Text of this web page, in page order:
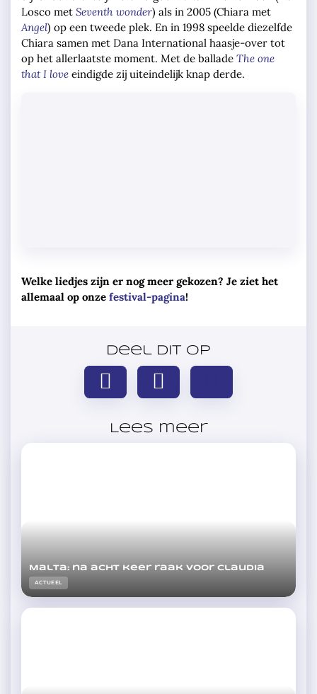
Losco met Seventh wonder) als in 2005 (Chiara met
Angel) op een tweede plek. En in 1998 speelde diezelfde
Chiara samen met Dana International haasje-over tot
op het allerlaatste moment. Met de ballade The one
that I love eindigde zij uiteindelijk knap derde.
Welke liedjes zijn er nog meer gekozen? Je ziet het
allemaal op onze festival-pagina!
Deel dit op
Lees meer
Malta: na acht keer raak voor Claudia
ACTUEEL